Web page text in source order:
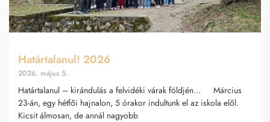
Határtalanul! 2026
2026. május 5.
Határtalanul – kirándulás a felvidéki várak földjén… Március
23-án, egy hétfői hajnalon, 5 órakor indultunk el az iskola elől.
Kicsit álmosan, de annál nagyobb